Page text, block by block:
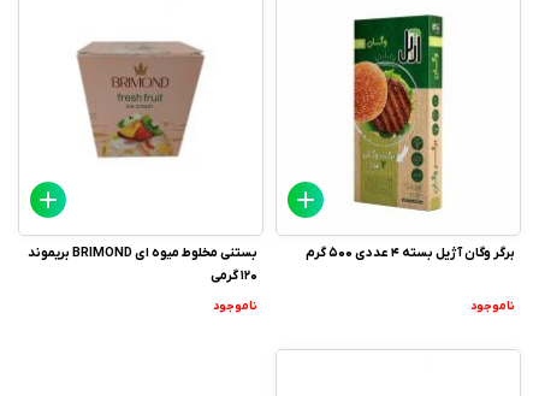
برگر وگان آژیل بسته 4 عددی 500 گرم
ناموجود
بستنی مخلوط میوه ای BRIMOND بریموند
120 گرمی
ناموجود